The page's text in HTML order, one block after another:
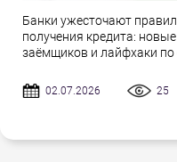
Банки ужесточают
получения кредита:
заёмщиков и лайфхаки по
02.07.2026 25